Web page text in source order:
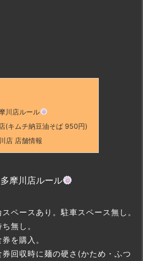
川店ルール
(キムチ納豆油そば 950円)
店 店舗情報
摩川店ルール
スペースあり。駐車スペース無し。
無し。
を購入。
券回収時に麺の硬さ(かため・ふつ